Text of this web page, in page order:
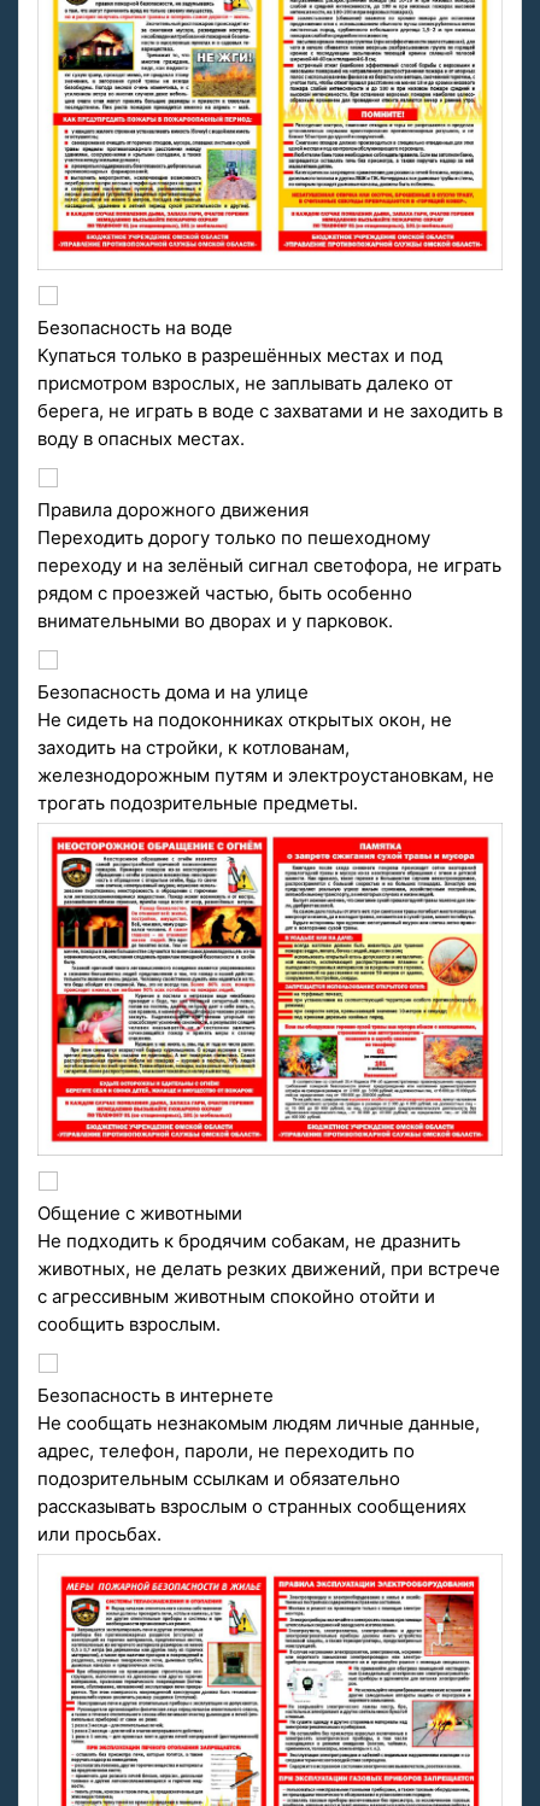
Безопасность на воде
Купаться только в разрешённых местах и под
присмотром взрослых, не заплывать далеко от
берега, не играть в воде с захватами и не заходить в
воду в опасных местах.
Правила дорожного движения
Переходить дорогу только по пешеходному
переходу и на зелёный сигнал светофора, не играть
рядом с проезжей частью, быть особенно
внимательными во дворах и у парковок.
Безопасность дома и на улице
Не сидеть на подоконниках открытых окон, не
заходить на стройки, к котлованам,
железнодорожным путям и электроустановкам, не
трогать подозрительные предметы.
Общение с животными
Не подходить к бродячим собакам, не дразнить
животных, не делать резких движений, при встрече
с агрессивным животным спокойно отойти и
сообщить взрослым.
Безопасность в интернете
Не сообщать незнакомым людям личные данные,
адрес, телефон, пароли, не переходить по
подозрительным ссылкам и обязательно
рассказывать взрослым о странных сообщениях
или просьбах.